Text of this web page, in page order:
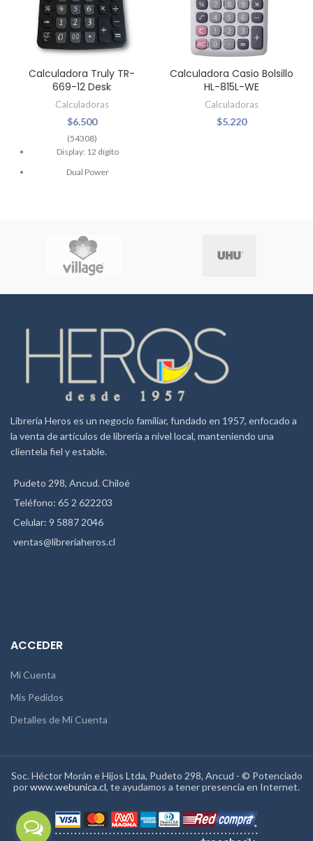
Calculadora Truly TR-
669-12 Desk
Calculadoras
$6.500
(54308)
Display: 12 dígito
Dual Power
Fuente de alimentación:
Alimentación dupla (célula
Calculadora Casio Bolsillo
HL-815L-WE
Calculadoras
$5.220
Librería Heros es un negocio familiar, fundado en 1957, enfocado a
la venta de artículos de librería a nivel local, manteniendo una
clientela fiel y estable.
Pudeto 298, Ancud. Chiloé
Teléfono: 65 2 622203
Celular: 9 5887 2046
ventas@libreriaheros.cl
ACCEDER
Mi Cuenta
Mis Pedidos
Detalles de Mi Cuenta
Soc. Héctor Morán e Hijos Ltda, Pudeto 298, Ancud - © Potenciado
porwww.webunica.cl, te ayudamos a tener presencia en Internet.